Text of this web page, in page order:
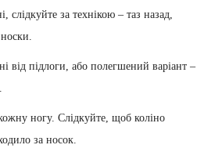
слідкуйте за технікою – таз назад,
від підлоги, або полегшений варіант –
ногу. Слідкуйте, щоб коліно
за носок.